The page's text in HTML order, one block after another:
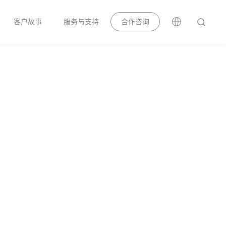
客户故事 服务与支持 合作咨询